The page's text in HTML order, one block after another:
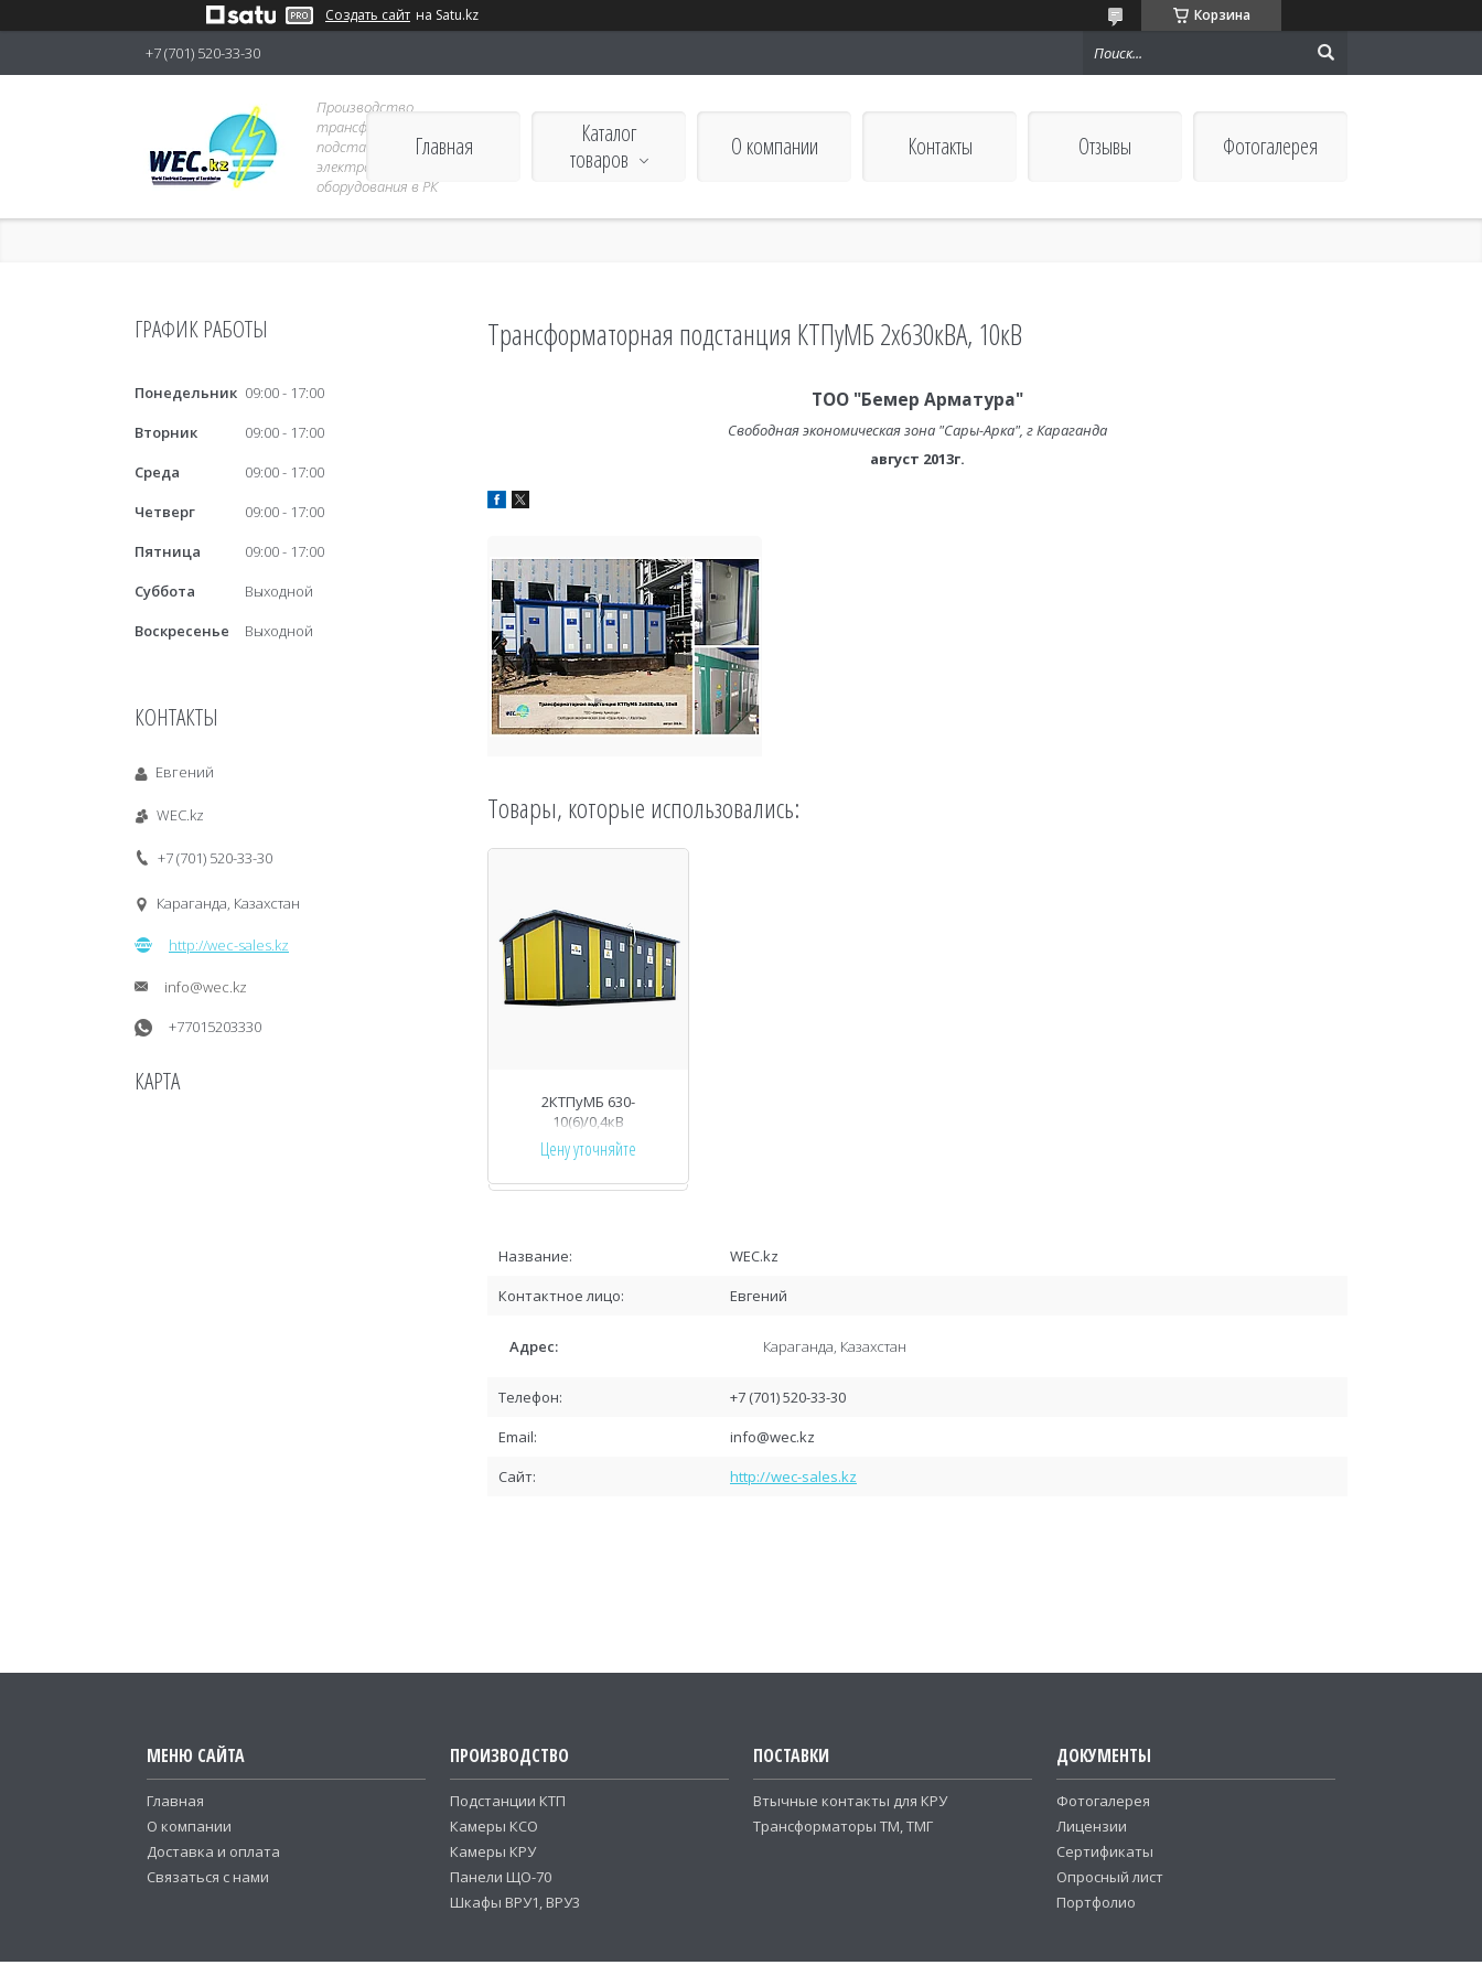
Создать сайт на Satu.kz Корзина
+7 (701) 520-33-30
Производство
трансформаторных
подстанций 6-10кВ и
электрораспределительного
оборудования в РК
Главная
Каталог
товаров
О компании Контакты Отзывы Фотогалерея
Трансформаторная подстанция КТПуМБ 2х630кВА, 10кВ
ТОО "Бемер Арматура"
Свободная экономическая зона "Сары-Арка", г Караганда
август 2013г.
2КТПуМБ 630-
10(6)/0,4кВ
утепленная
модульно-блочная
трансформаторная
Цену уточняйте
WEC.kz
Евгений
Караганда, Казахстан
+7 (701) 520-33-30
info@wec.kz
http://wec-sales.kz
ГРАФИК РАБОТЫ
Понедельник 09:00
17:00
Вторник
09:00
17:00
Среда
09:00
17:00
Четверг
09:00
17:00
Пятница
09:00
17:00
Суббота
Выходной
Воскресенье
Выходной
КОНТАКТЫ
Евгений
WEC.kz
+7 (701) 520-33-30
Караганда, Казахстан
http://wec-sales.kz
info@wec.kz
+77015203330
КАРТА
МЕНЮ САЙТА
Главная
О компании
Доставка и оплата
Связаться с нами
ПРОИЗВОДСТВО
Подстанции КТП
Камеры КСО
Камеры КРУ
Панели ЩО-70
Шкафы ВРУ1, ВРУ3
ПОСТАВКИ
Втычные контакты для КРУ
Трансформаторы ТМ, ТМГ
ДОКУМЕНТЫ
Фотогалерея
Лицензии
Сертификаты
Опросный лист
Портфолио